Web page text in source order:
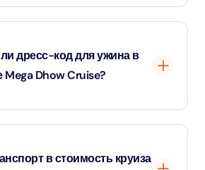
включены только в отдельные
алкогольными напитками.
дресс-код для ужина в
Mega Dhow Cruise?
нет, но для комфортного и
smart casual.в стоимость круиза